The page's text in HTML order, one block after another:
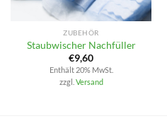
ZUBEHÖR
Staubwischer Nachfüller
€9,60
Enthält 20% MwSt.
zzgl. Versand